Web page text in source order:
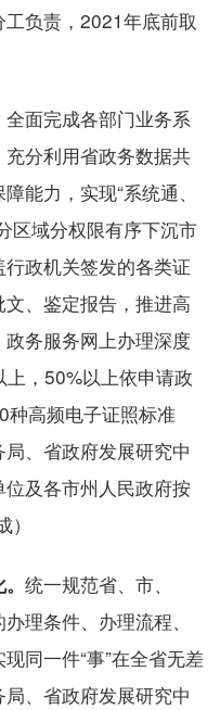
负责，2021年底前取
全面完成各部门业务系
分利用省政务数据共
能力，实现“系统通、
区域分权限有序下沉市
政机关签发的各类证
、鉴定报告，推进高
务服务网上办理深度
，50%以上依申请政
种高频电子证照标准
、省政府发展研究中
及各市州人民政府按
统一规范省、市、
理条件、办理流程、
同一件“事”在全省无差
、省政府发展研究中